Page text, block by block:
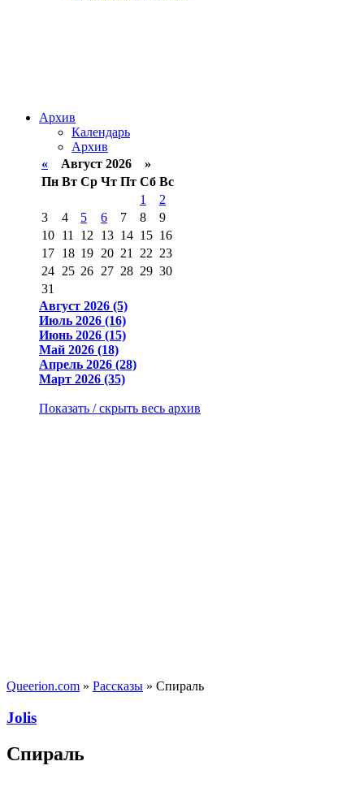
Архив
Календарь
Архив
« Август 2026 »
Пн Вт Ср Чт Пт Сб Вс
1
2
3
4 5 6 7 8
9
10 11 12 13 14 15 16
17 18 19 20 21 22 23
24 25 26 27 28 29 30
31
Август 2026 (5)
Июль 2026 (16)
Июнь 2026 (15)
Май 2026 (18)
Апрель 2026 (28)
Март 2026 (35)
Показать / скрыть весь архив
Queerion.com » Рассказы » Спираль
Jolis
Спираль